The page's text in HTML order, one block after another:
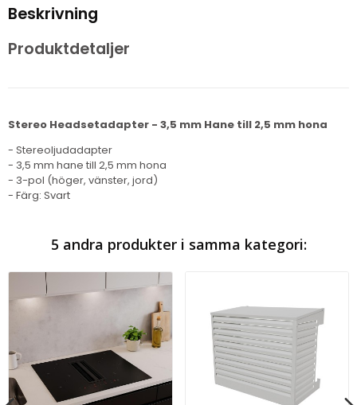
Beskrivning
Produktdetaljer
Stereo Headsetadapter - 3,5 mm Hane till 2,5 mm hona
- Stereoljudadapter
- 3,5 mm hane till 2,5 mm hona
- 3-pol (höger, vänster, jord)
- Färg: Svart
5 andra produkter i samma kategori: